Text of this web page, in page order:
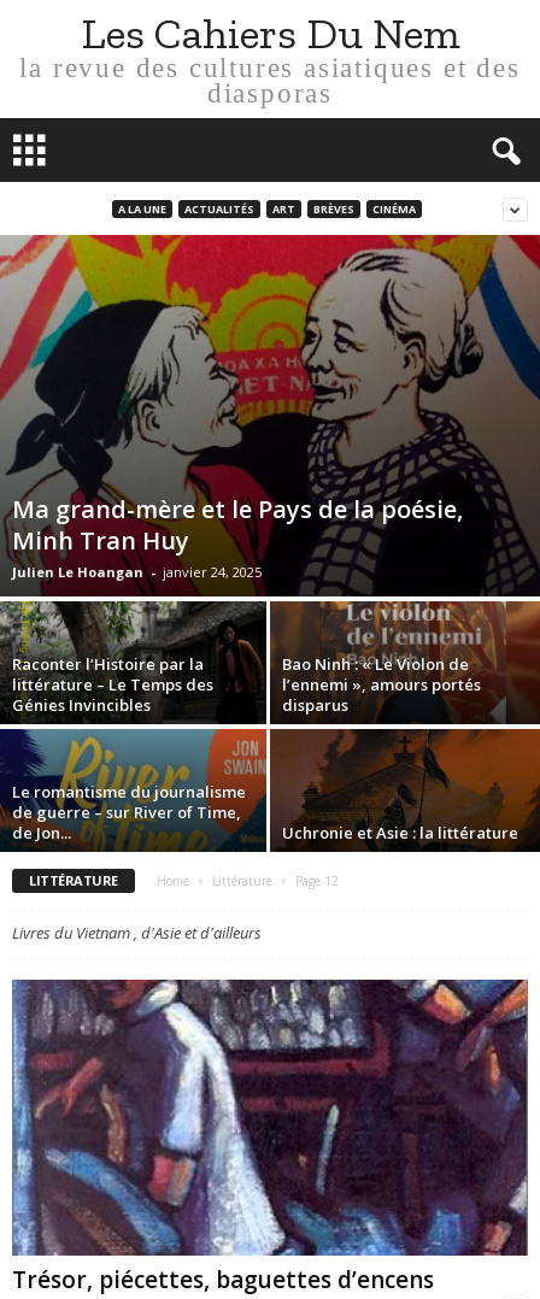
Les Cahiers Du Nem
la revue des cultures asiatiques et des
diasporas
A LA UNE ACTUALITÉS ART BRÈVES CINÉMA
Ma grand-mère et le Pays de la poésie,
Minh Tran Huy
Julien Le Hoangan - janvier 24, 2025
Raconter l’Histoire par la
littérature – Le Temps des
Génies Invincibles
Bao Ninh : « Le Violon de
l’ennemi », amours portés
disparus
Le romantisme du journalisme
de guerre – sur River of Time,
de Jon...
Uchronie et Asie : la littérature
LITTÉRATURE Home Littérature Page 12
Livres du Vietnam , d'Asie et d'ailleurs
Trésor, piécettes, baguettes d’encens